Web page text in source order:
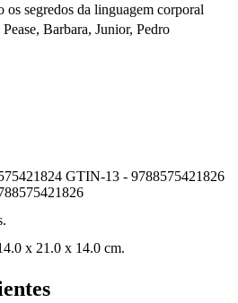
os segredos da linguagem corporal
Barbara, Junior, Pedro
GTIN-13 - 9788575421826
x 21.0 x 14.0 cm.